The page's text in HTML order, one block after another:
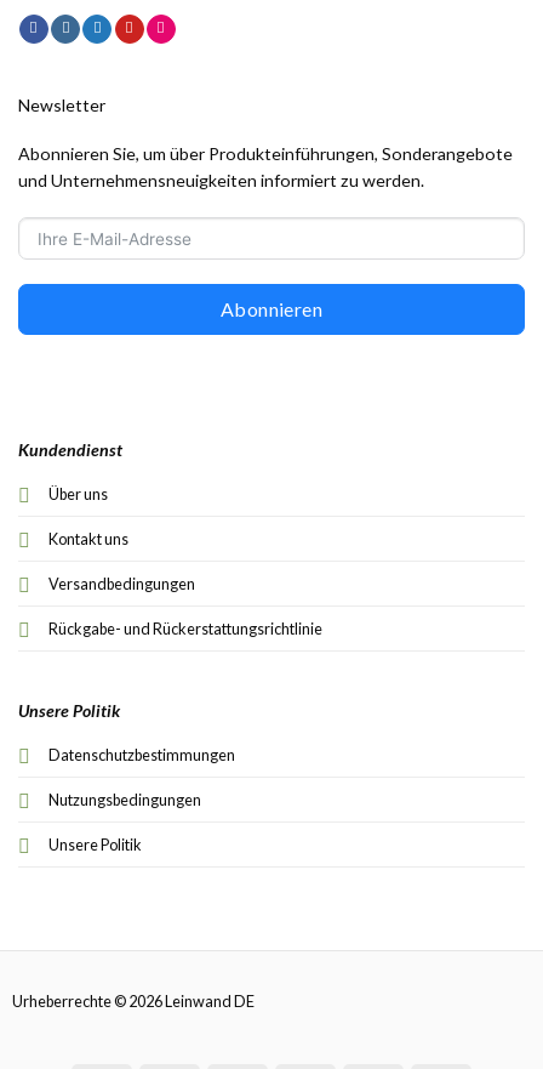
Kundendienst
Über uns
Kontakt uns
Versandbedingungen
Rückgabe- und Rückerstattungsrichtlinie
Unsere Politik
Datenschutzbestimmungen
Nutzungsbedingungen
Unsere Politik
Newsletter
Abonnieren Sie, um über Produkteinführungen, Sonderangebote
und Unternehmensneuigkeiten informiert zu werden.
Abonnieren
Urheberrechte © 2026 Leinwand DE